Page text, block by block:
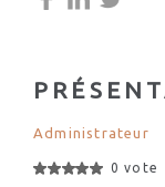
Administrateur
0 vote